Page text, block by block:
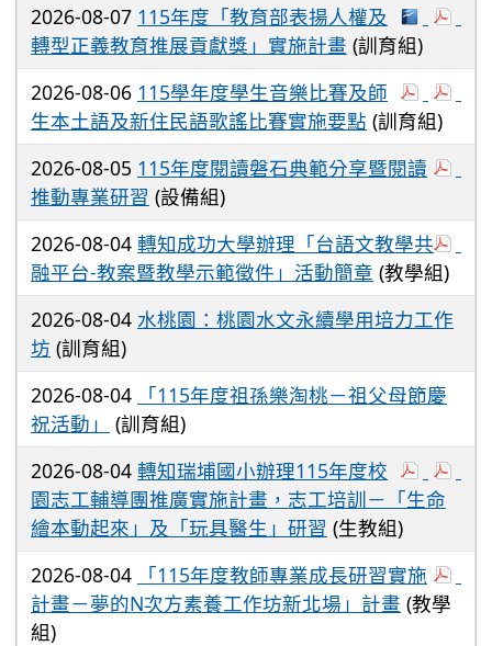
2026-08-07 115年度「教育部表揚人權及
轉型正義教育推展貢獻獎」實施計畫 (訓育組)
2026-08-06 115學年度學生音樂比賽及師
生本土語及新住民語歌謠比賽實施要點 (訓育組)
2026-08-05 115年度閱讀磐石典範分享暨閱讀
推動專業研習 (設備組)
2026-08-04 轉知成功大學辦理「台語文教學共
融平台-教案暨教學示範徵件」活動簡章 (教學組)
2026-08-04 水桃園：桃園水文永續學用培力工作
坊 (訓育組)
2026-08-04
「115年度祖孫樂淘桃－祖父母節慶
祝活動」
(訓育組)
2026-08-04 轉知瑞埔國小辦理115年度校
園志工輔導團推廣實施計畫，志工培訓－「生命
繪本動起來」及「玩具醫生」研習 (生教組)
2026-08-04
「115年度教師專業成長研習實施
計畫－夢的N次方素養工作坊新北場」計畫 (教學
組)